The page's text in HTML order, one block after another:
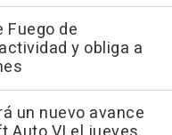
Fuego de
y obliga a
un nuevo avance